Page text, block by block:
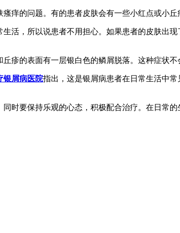
痒的问题。有的患者皮肤会有一些小红点或小
活，所以说患者不用担心。如果患者的皮肤出
疹的表面有一层银白色的鳞屑脱落。这种症状
银屑病医院指出，这是银屑病患者在日常生活中
时要保持乐观的心态，积极配合治疗。在日常